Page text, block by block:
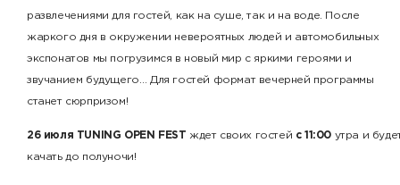
развлечениями для гостей, как на суше, так и на воде. После
жаркого дня в окружении невероятных людей и автомобильных
экспонатов мы погрузимся в новый мир с яркими героями и
звучанием будущего… Для гостей формат вечерней программы
станет сюрпризом!
26 июля TUNING OPEN FEST ждет своих гостей с 11:00 утра и
качать до полуночи!